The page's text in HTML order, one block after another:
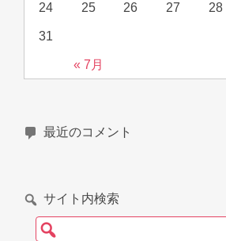
« 7月
24 25 26 27 28
31
最近のコメント
サイト内検索
検索: